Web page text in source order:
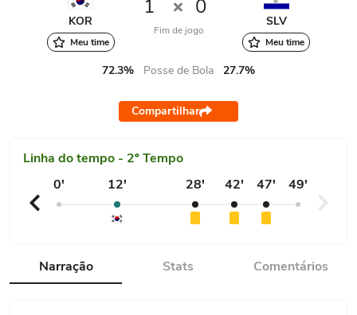
KOR
Meu time
1 0
Fim de jogo
SLV
Meu time
72.3% Posse de Bola 27.7%
Compartilhar
Linha do tempo - 2º Tempo
0'
12' 28' 42' 47' 49'
Narração Stats Comentários